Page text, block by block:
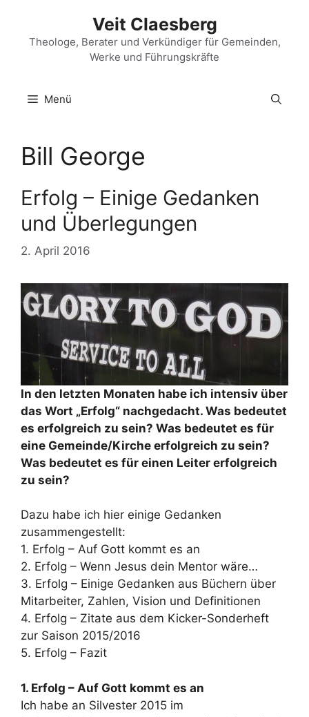
springen
Veit Claesberg
Theologe, Berater und Verkündiger für Gemeinden,
Werke und Führungskräfte
Menü
Bill George
Erfolg – Einige Gedanken
und Überlegungen
2. April 2016
In den letzten Monaten habe ich intensiv über
das Wort „Erfolg“ nachgedacht. Was bedeutet
es erfolgreich zu sein? Was bedeutet es für
eine Gemeinde/Kirche erfolgreich zu sein?
Was bedeutet es für einen Leiter erfolgreich
zu sein?
Dazu habe ich hier einige Gedanken
zusammengestellt:
1. Erfolg – Auf Gott kommt es an
2. Erfolg – Wenn Jesus dein Mentor wäre…
3. Erfolg – Einige Gedanken aus Büchern über
Mitarbeiter, Zahlen, Vision und Definitionen
4. Erfolg – Zitate aus dem Kicker-Sonderheft
zur Saison 2015/2016
5. Erfolg – Fazit
1. Erfolg – Auf Gott kommt es an
Ich habe an Silvester 2015 im